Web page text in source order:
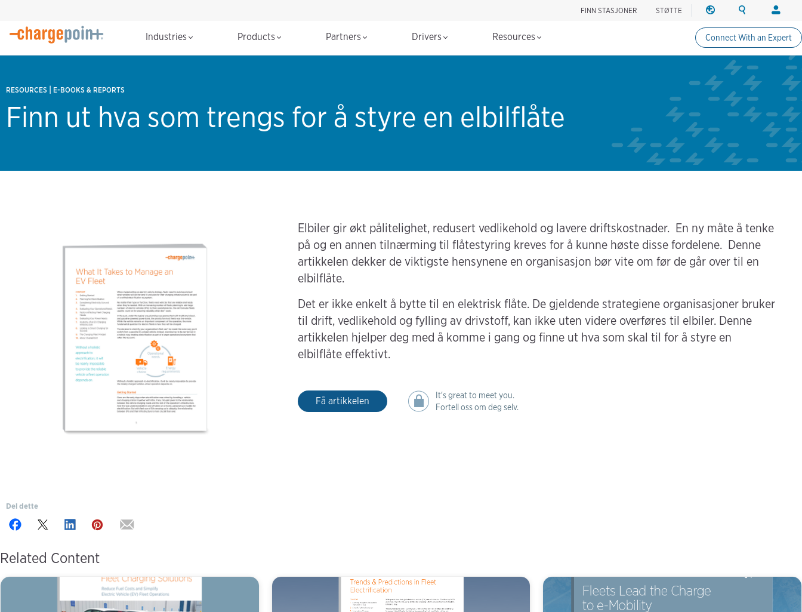
FINN STASJONER STØTTE REGION
Nord-Amerika
Canada (english)
Canada (français
United States (english)
SØK
Sjåfører
Create
Partnere
Industries Products Partners Drivers Resources Connect With an Expert
RESOURCES E-BOOKS & REPORTS
Finn ut hva som trengs for å styre en elbilflåte
Elbiler gir økt pålitelighet, redusert vedlikehold og lavere driftskostnader. En ny måte å tenke
på og en annen tilnærming til flåtestyring kreves for å kunne høste disse fordelene. Denne
artikkelen dekker de viktigste hensynene en organisasjon bør vite om før de går over til en
elbilflåte.
Det er ikke enkelt å bytte til en elektrisk flåte. De gjeldende strategiene organisasjoner bruker
til drift, vedlikehold og fylling av drivstoff, kan ikke uten videre overføres til elbiler. Denne
artikkelen hjelper deg med å komme i gang og finne ut hva som skal til for å styre en
elbilflåte effektivt.
Få artikkelen
It's great to meet you.
Fortell oss om deg selv.
Del dette
Related Content